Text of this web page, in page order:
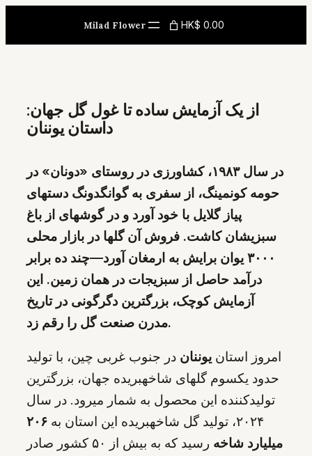
content
Milad Flower HK$ 0.00
از یک آزمایش ساده تا غول گل جهان:
داستان یوننان
در سال ۱۹۸۳، کشاورزی در روستای «دونان» در
حومه کونمینگ، از سفری به گوانگدونگ دستهای
پیاز گلایل با خود آورد و در گوشهای از باغ
سبزیشان کاشت. فروش آن گلها در بازار محلی
۳۰۰۰ یوان برایش به ارمغان آورد—چند ده برابر
درآمد حاصل از سبزیجات در همان زمین. این
آزمایش کوچک، بزرگترین دگرگونی در تاریخ
مدرن صنعت گل را رقم زد.
امروز استان یوننان در جنوب غربی چین، با تولید
حدود یکسوم گلهای شاخهبریده جهان، بزرگترین
تولیدکننده این محصول به شمار میرود. در سال
۲۰۲۴، تولید گل شاخهبریده این استان به
۲۰۶
میلیارد شاخه
رسید که به بیش از ۵۰ کشور صادر